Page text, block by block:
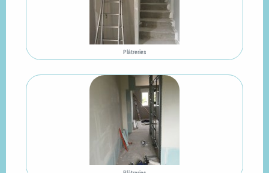
Plâtreries